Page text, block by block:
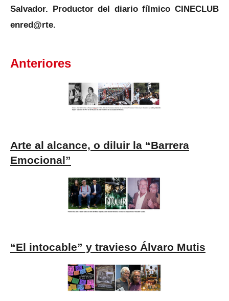
Salvador. Productor del diario fílmico CINECLUB
enred@rte.
Anteriores
Arte al alcance, o diluir la “Barrera
Emocional”
“El intocable” y travieso Álvaro Mutis